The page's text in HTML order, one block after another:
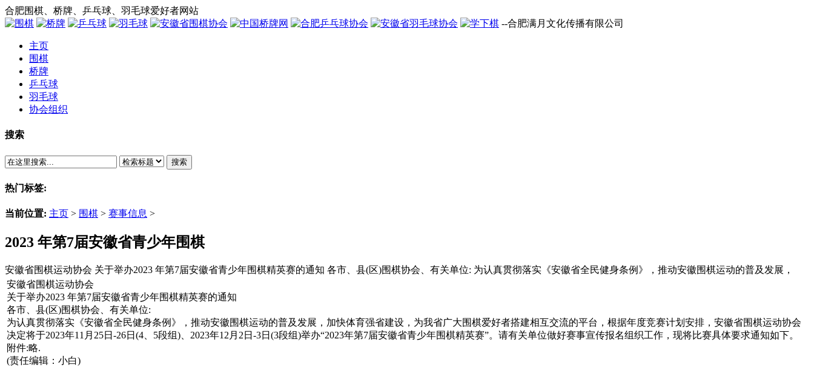
合肥围棋、桥牌、乒乓球、羽毛球爱好者网站
--合肥满月文化传播有限公司
主页
围棋
桥牌
乒乓球
羽毛球
协会组织
搜索
搜索
热门标签:
当前位置: 主页 > 围棋 > 赛事信息 >
2023 年第7届安徽省青少年围棋
安徽省围棋运动协会 关于举办2023 年第7届安徽省青少年围棋精英赛的通知 各市、县(区)围棋协会、有关单位: 为认真贯彻落实《安徽省全民健身条例》，推动安徽围棋运动的普及发展，
安徽省围棋运动协会
关于举办2023 年第7届安徽省青少年围棋精英赛的通知
各市、县(区)围棋协会、有关单位:
为认真贯彻落实《安徽省全民健身条例》，推动安徽围棋运动的普及发展，加快体育强省建设，为我省广大围棋爱好者搭建相互交流的平台，根据年度竞赛计划安排，安徽省围棋运动协会
决定将于2023年11月25日-26日(4、5段组)、2023年12月2日-3日(3段组)举办“2023年第7届安徽省青少年围棋精英赛”。请有关单位做好赛事宣传报名组织工作，现将比赛具体要求通知如下。
附件:略.
(责任编辑：小白)